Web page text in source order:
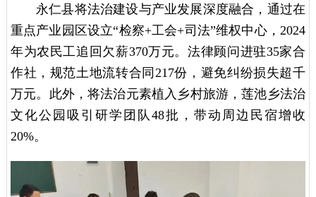
永仁县将法治建设与产业发展深度融合，通过在
重点产业园区设立“检察+工会+司法”维权中心，2024
年为农民工追回欠薪370万元。法律顾问进驻35家合
作社，规范土地流转合同217份，避免纠纷损失超千
万元。此外，将法治元素植入乡村旅游，莲池乡法治
文化公园吸引研学团队48批，带动周边民宿增收
20%。